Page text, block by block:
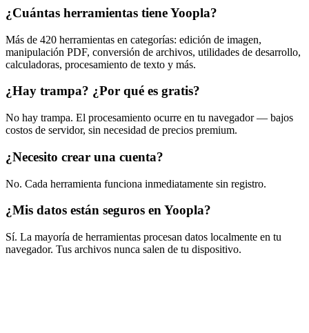
¿Cuántas herramientas tiene Yoopla?
Más de 420 herramientas en categorías: edición de imagen,
manipulación PDF, conversión de archivos, utilidades de desarrollo,
calculadoras, procesamiento de texto y más.
¿Hay trampa? ¿Por qué es gratis?
No hay trampa. El procesamiento ocurre en tu navegador — bajos
costos de servidor, sin necesidad de precios premium.
¿Necesito crear una cuenta?
No. Cada herramienta funciona inmediatamente sin registro.
¿Mis datos están seguros en Yoopla?
Sí. La mayoría de herramientas procesan datos localmente en tu
navegador. Tus archivos nunca salen de tu dispositivo.